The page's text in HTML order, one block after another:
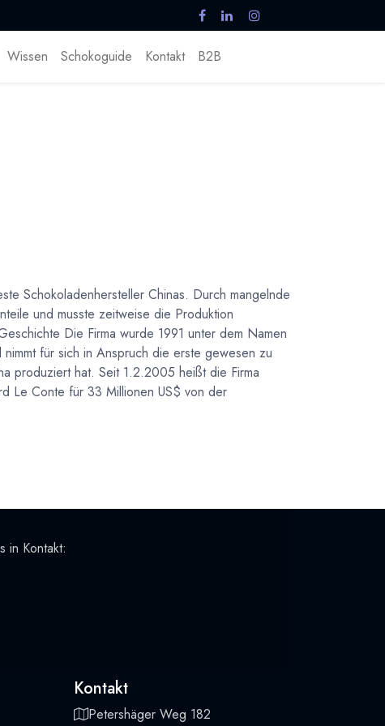
Wissen Schokoguide Kontakt B2B
Schokoladenhersteller Chinas. Durch mangelnde
und musste zeitweise die Produktion
Die Firma wurde 1991 unter dem Namen
für sich in Anspruch die erste gewesen zu
produziert hat. Seit 1.2.2005 heißt die Firma
Le Conte für 33 Millionen US$ von der
in Kontakt:
Kontakt
Petershäger Weg 182